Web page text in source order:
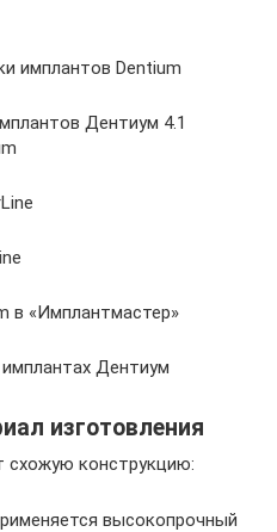
имплантов Dentium
Дентиум 4.1
в «Имплантмастер»
Дентиум
изготовления
схожую конструкцию:
высокопрочный